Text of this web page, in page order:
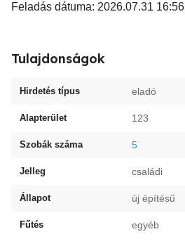
Feladás dátuma: 2026.07.31 16:56
Tulajdonságok
Hirdetés típus eladó
Alapterület 123
Szobák száma 5
Jelleg családi
Állapot új építésű
Fűtés egyéb